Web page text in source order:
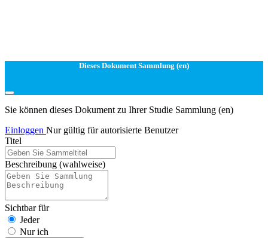
Dieses Dokument Sammlung (en)
Sie können dieses Dokument zu Ihrer Studie Sammlung (en)
Einloggen Nur gültig für autorisierte Benutzer
Titel
Beschreibung (wahlweise)
Sichtbar für
Jeder
Nur ich